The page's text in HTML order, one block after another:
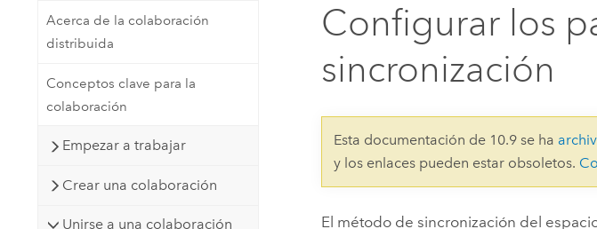
Acerca de la colaboración
distribuida
Conceptos clave para la
colaboración
Empezar a trabajar
Crear una colaboración
Unirse a una colaboración
Configurar los
sincronización
Esta documentación de 10.9 se ha
y los enlaces pueden estar obsoletos.
El método de sincronización del